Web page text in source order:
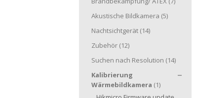
Akustische Bildkamera (5)
Nachtsichtgerät (14)
Zubehör (12)
Suchen nach Resolution (14)
Kalibrierung
Wärmebildkamera (1)